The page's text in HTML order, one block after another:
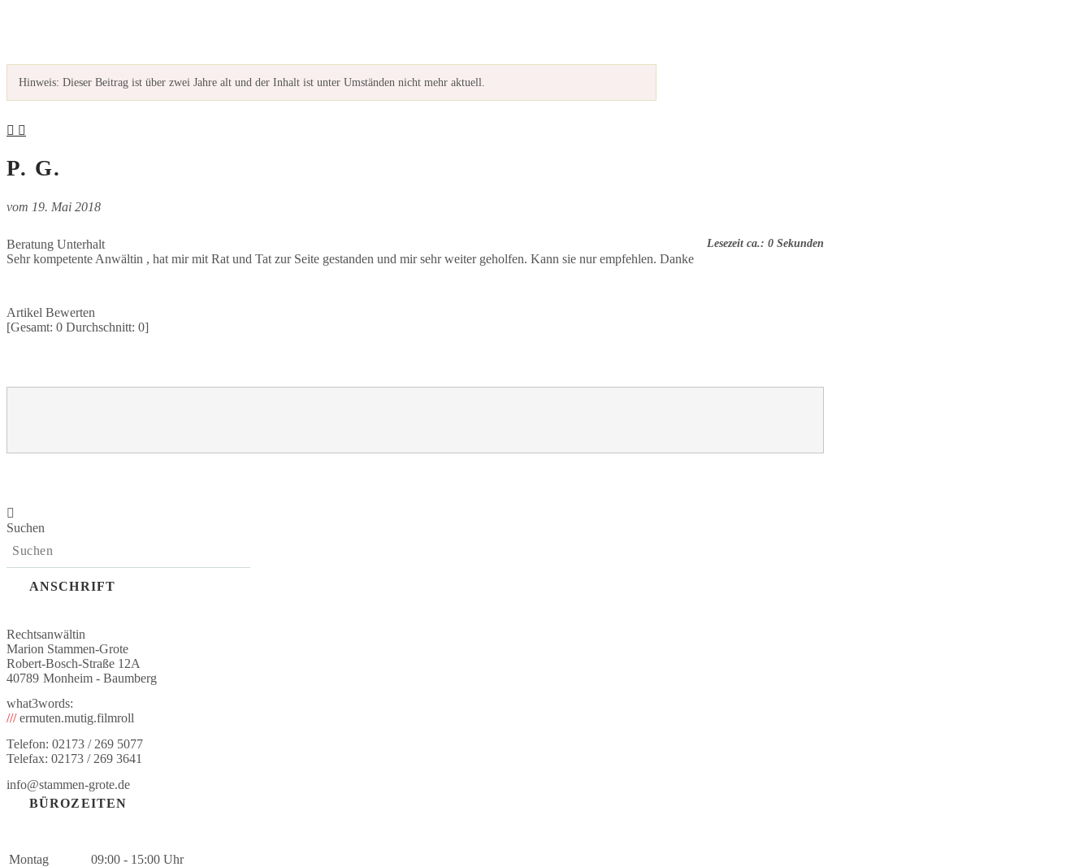
Hinweis: Dieser Beitrag ist über zwei Jahre alt und der Inhalt ist unter Umständen nicht mehr aktuell.
P. G.
vom 19. Mai 2018
Lesezeit ca.: 0 Sekunden
Beratung Unterhalt
Sehr kompetente Anwältin , hat mir mit Rat und Tat zur Seite gestanden und mir sehr weiter geholfen. Kann sie nur empfehlen. Danke
Artikel Bewerten
[Gesamt: 0 Durchschnitt: 0]
Suchen
ANSCHRIFT
Rechtsanwältin
Marion Stammen-Grote
Robert-Bosch-Straße 12A
40789 Monheim - Baumberg
what3words:
///ermuten.mutig.filmroll
Telefon: 02173 / 269 5077
Telefax: 02173 / 269 3641
info@stammen-grote.de
BÜROZEITEN
Montag 09:00 - 15:00 Uhr